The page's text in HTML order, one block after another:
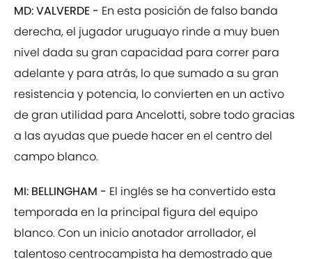
MD: VALVERDE - En esta posición de falso banda
derecha, el jugador uruguayo rinde a muy buen
nivel dada su gran capacidad para correr para
adelante y para atrás, lo que sumado a su gran
resistencia y potencia, lo convierten en un activo
de gran utilidad para Ancelotti, sobre todo gracias
a las ayudas que puede hacer en el centro del
campo blanco.
MI: BELLINGHAM - El inglés se ha convertido esta
temporada en la principal figura del equipo
blanco. Con un inicio anotador arrollador, el
talentoso centrocampista ha demostrado que